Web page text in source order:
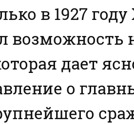
в 1927
возможность
дает
о